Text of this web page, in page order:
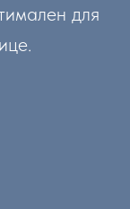
для